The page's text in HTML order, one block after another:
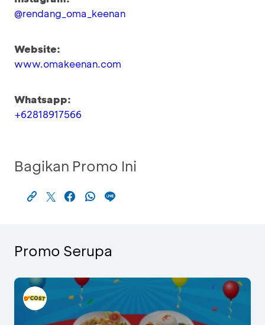
@rendang_oma_keenan
Website:
www.omakeenan.com
Whatsapp:
+62818917566
Bagikan Promo Ini
Promo Serupa